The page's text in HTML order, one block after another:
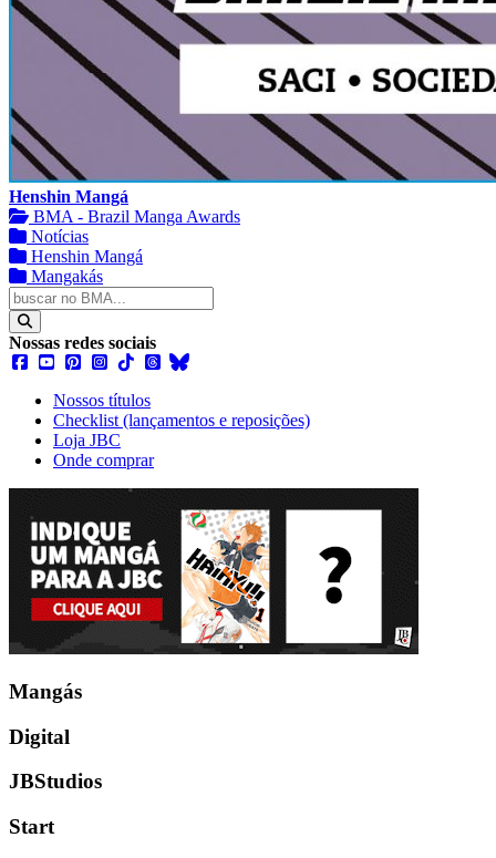
Henshin Mangá
BMA - Brazil Manga Awards
Notícias
Henshin Mangá
Mangakás
Nossas redes sociais
Nossos títulos
Checklist (lançamentos e reposições)
Loja JBC
Onde comprar
Mangás
Digital
JBStudios
Start